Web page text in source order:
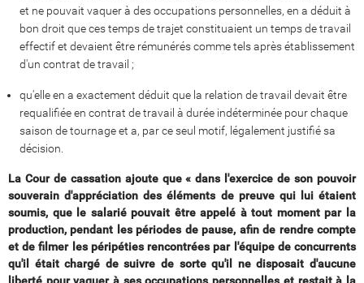
et ne pouvait vaquer à des occupations personnelles, en a déduit à
bon droit que ces temps de trajet constituaient un temps de travail
effectif et devaient être rémunérés comme tels après établissement
d'un contrat de travail ;
qu'elle en a exactement déduit que la relation de travail devait être
requalifiée en contrat de travail à durée indéterminée pour chaque
saison de tournage et a, par ce seul motif, légalement justifié sa
décision.
La Cour de cassation ajoute que « dans l'exercice de son pouvoir
souverain d'appréciation des éléments de preuve qui lui étaient
soumis, que le salarié pouvait être appelé à tout moment par la
production, pendant les périodes de pause, afin de rendre compte
et de filmer les péripéties rencontrées par l'équipe de concurrents
qu'il était chargé de suivre de sorte qu'il ne disposait d'aucune
liberté pour vaquer à ses occupations personnelles et restait à la